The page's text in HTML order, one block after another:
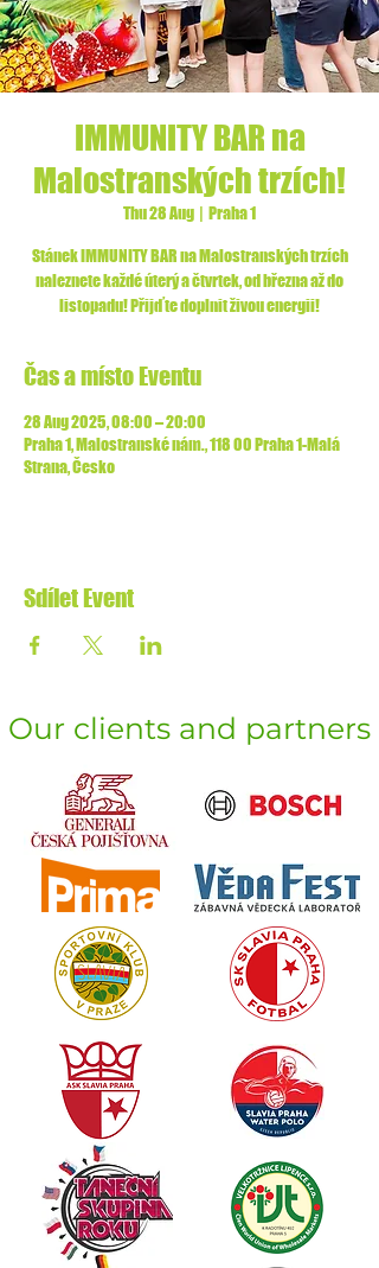
IMMUNITY BAR na
Malostranských trzích!
Thu 28 Aug
  |
Praha 1
Stánek IMMUNITY BAR na Malostranských trzích
naleznete každé úterý a čtvrtek, od března až do
listopadu! Přijďte doplnit živou energii!
Čas a místo Eventu
28 Aug 2025, 08:00 – 20:00
Praha 1, Malostranské nám., 118 00 Praha 1-Malá
Strana, Česko
Sdílet Event
Our clients and partners